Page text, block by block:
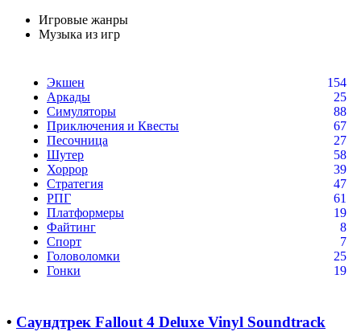
Игровые жанры
Музыка из игр
Экшен
154
Аркады
25
Симуляторы
88
Приключения и Квесты
67
Песочница
27
Шутер
58
Хоррор
39
Стратегия
47
РПГ
61
Платформеры
19
Файтинг
8
Спорт
7
Головоломки
25
Гонки
19
• Саундтрек Fallout 4 Deluxe Vinyl Soundtrack